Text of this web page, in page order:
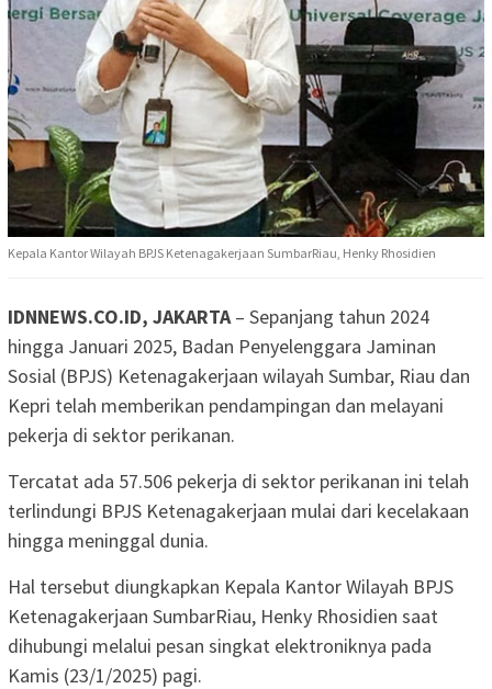
Kepala Kantor Wilayah BPJS Ketenagakerjaan SumbarRiau, Henky Rhosidien
IDNNEWS.CO.ID, JAKARTA– Sepanjang tahun 2024
hingga Januari 2025, Badan Penyelenggara Jaminan
Sosial (BPJS) Ketenagakerjaan wilayah Sumbar, Riau dan
Kepri telah memberikan pendampingan dan melayani
pekerja di sektor perikanan.
Tercatat ada 57.506 pekerja di sektor perikanan ini telah
terlindungi BPJS Ketenagakerjaan mulai dari kecelakaan
hingga meninggal dunia.
Hal tersebut diungkapkan Kepala Kantor Wilayah BPJS
Ketenagakerjaan SumbarRiau, Henky Rhosidien saat
dihubungi melalui pesan singkat elektroniknya pada
Kamis (23/1/2025) pagi.